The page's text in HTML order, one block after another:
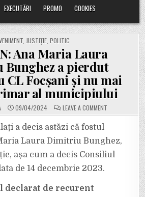
EXECUTĂRI PROMO COOKIES
, JUSTIȚIE, POLITIC
Ana Maria Laura
a pierdut
CL Focșani și nu mai
al municipiului
09/04/2024 LEAVE A COMMENT
GHINION:
DIMITRIU
BUNGHEZ
PIERDUT
a decis astăzi că fostul
Laura Dimitriu Bunghez,
așa cum a decis Consiliul
de 14 decembrie 2023.
declarat de recurent